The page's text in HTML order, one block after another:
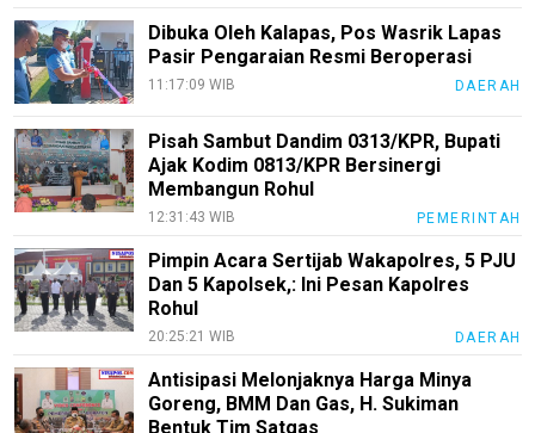
Dibuka Oleh Kalapas, Pos Wasrik Lapas
Pasir Pengaraian Resmi Beroperasi
11:17:09 WIB DAERAH
Pisah Sambut Dandim 0313/KPR, Bupati
Ajak Kodim 0813/KPR Bersinergi
Membangun Rohul
12:31:43 WIB PEMERINTAH
Pimpin Acara Sertijab Wakapolres, 5 PJU
Dan 5 Kapolsek,: Ini Pesan Kapolres
Rohul
20:25:21 WIB DAERAH
Antisipasi Melonjaknya Harga Minya
Goreng, BMM Dan Gas, H. Sukiman
Bentuk Tim Satgas
Index
All